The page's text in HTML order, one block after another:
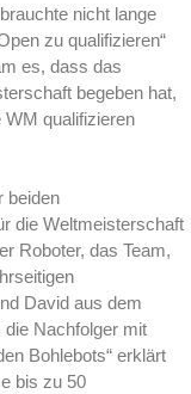
nicht lange
zu qualifizieren“
es, dass das
begeben hat,
qualifizieren
beiden
die Weltmeisterschaft
Roboter, das Team,
David aus dem
die Nachfolger mit
Bohlebots“ erklärt
bis zu 50